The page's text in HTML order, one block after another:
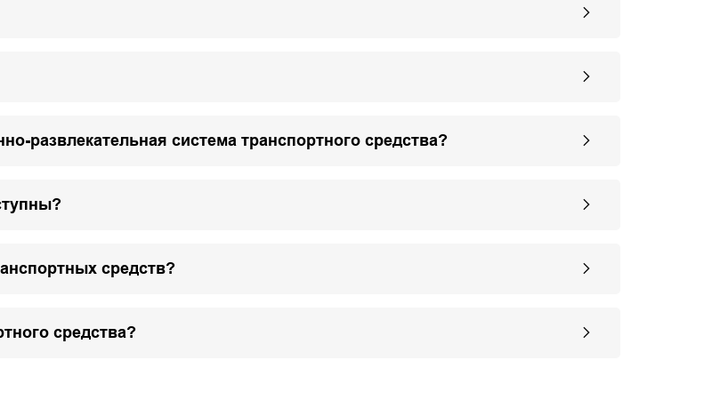
развлекательная система транспортного средства?
средств?
средства?